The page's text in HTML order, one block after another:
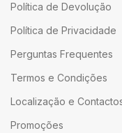
Política de Devolução
Política de Privacidade
Perguntas Frequentes
Termos e Condições
Localização e
Promoções